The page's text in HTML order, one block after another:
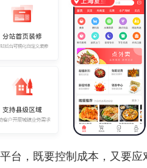
台，既要控制成本，又要